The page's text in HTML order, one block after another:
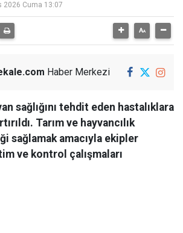
2026 Cuma 13:07
Haber Merkezi
sağlığını tehdit eden hastalıklara
Tarım ve hayvancılık
sağlamak amacıyla ekipler
ve kontrol çalışmaları